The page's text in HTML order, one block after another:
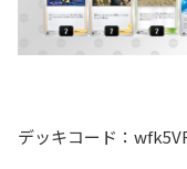
デッキコード：